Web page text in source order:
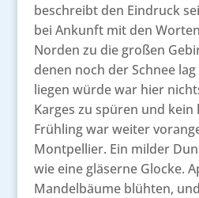
beschreibt den Eindruck
bei Ankunft mit den
Norden zu die großen
denen noch der Schnee
liegen würde war hier
Karges zu spüren und
Frühling war weiter
Montpellier. Ein milder
wie eine gläserne Glocke.
Mandelbäume blühten,